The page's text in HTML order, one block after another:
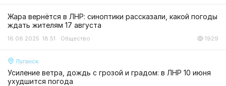
Жара вернётся в ЛНР: синоптики рассказали, какой погоды
ждать жителям 17 августа
16.08.2025 18:51 Общество 1929
Луганск
Усиление ветра, дождь с грозой и градом: в ЛНР 10 июня
ухудшится погода